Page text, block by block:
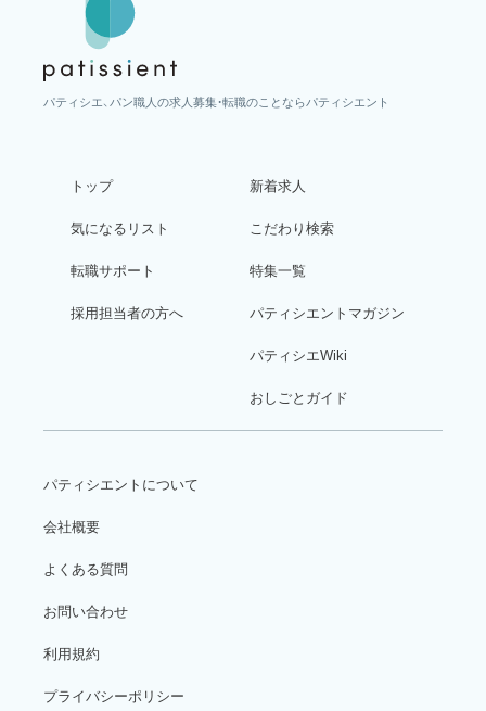
パティシエ、パン職人の求人募集・転職のことならパティシエント
トップ
気になるリスト
転職サポート
採用担当者の方へ
新着求人
こだわり検索
特集一覧
パティシエントマガジン
パティシエWiki
おしごとガイド
パティシエントについて
会社概要
よくある質問
お問い合わせ
利用規約
プライバシーポリシー